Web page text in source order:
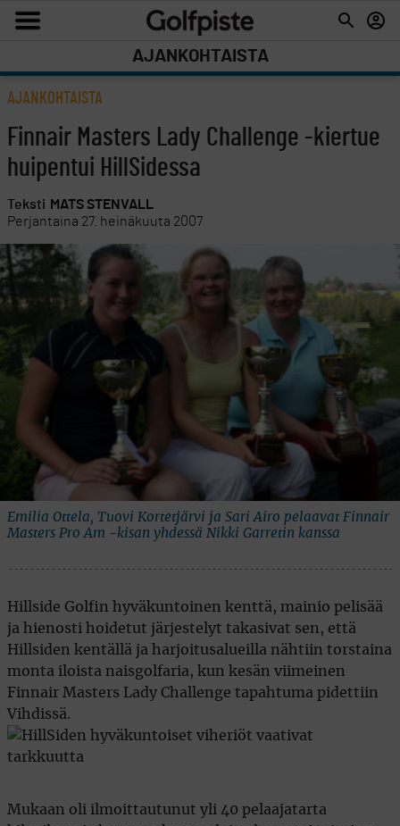
AJANKOHTAISTA
AJANKOHTAISTA
Finnair Masters Lady Challenge -kiertue
huipentui HillSidessa
Teksti MATS STENVALL
Perjantaina 27. heinäkuuta 2007
Emilia Ottela, Tuovi Kortetjärvi ja Sari Airo pelaavat Finnair
Masters Pro Am -kisan yhdessä Nikki Garretin kanssa
Hillside Golfin hyväkuntoinen kenttä, mainio pelisää
ja hienosti hoidetut järjestelyt takasivat sen, että
Hillsiden kentällä ja harjoitusalueilla nähtiin torstaina
monta iloista naisgolfaria, kun kesän viimeinen
Finnair Masters Lady Challenge tapahtuma pidettiin
Vihdissä.
Mukaan oli ilmoittautunut yli 40 pelaajatarta